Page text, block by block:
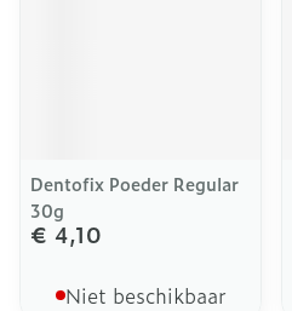
Dentofix Poeder Regular
30g
€ 4,10
Niet beschikbaar